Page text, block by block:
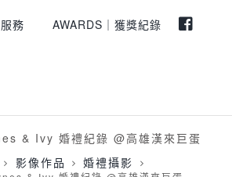
務 AWARDS｜獲獎紀錄
& Ivy 婚禮紀錄 @高雄漢來巨蛋
影像作品 婚禮攝影